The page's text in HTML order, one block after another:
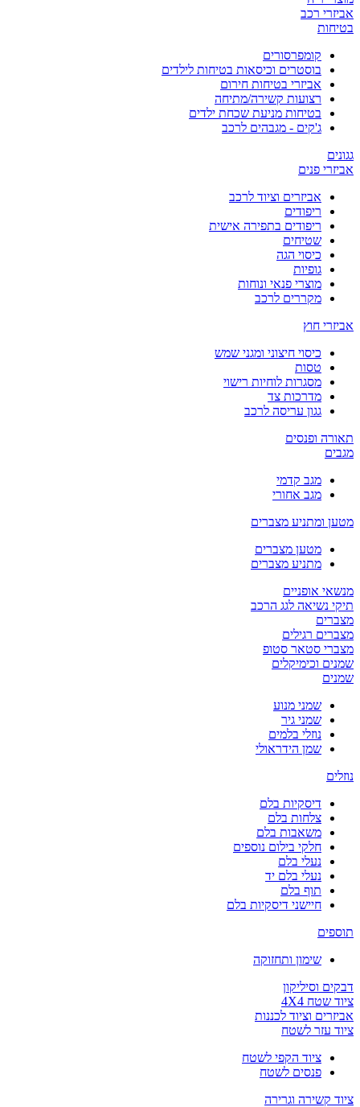
אביזרי רכב
בטיחות
קומפרסורים
בוסטרים וכיסאות בטיחות לילדים
אביזרי בטיחות חירום
רצועות קשירה/מתיחה
בטיחות מניעת שכחת ילדים
ג'קים - מגבהים לרכב
גגונים
אביזרי פנים
אביזרים וציוד לרכב
ריפודים
ריפודים בתפירה אישית
שטיחים
כיסוי הגה
גופיות
מוצרי פנאי ונוחות
מקררים לרכב
אביזרי חוץ
כיסוי חיצוני ומגני שמש
טסות
מסגרות לוחיות רישוי
מדרכות צד
גגון עריסה לרכב
תאורה ופנסים
מגבים
מגב קדמי
מגב אחורי
מטען ומתניע מצברים
מטען מצברים
מתניע מצברים
מנשאי אופניים
תיקי נשיאה לגג הרכב
מצברים
מצברים רגילים
מצברי סטאר סטופ
שמנים וכימיקלים
שמנים
שמני מנוע
שמני גיר
נוזלי בלמים
שמן הידראולי
נוזלים
דיסקיות בלם
צלחות בלם
משאבות בלם
חלקי בילום נוספים
נעלי בלם
נעלי בלם יד
תוף בלם
חיישני דיסקיות בלם
תוספים
שימון ותחזוקה
דבקים וסיליקון
ציוד שטח 4X4
אביזרים וציוד לכננות
ציוד עזר לשטח
ציוד הקפי לשטח
פנסים לשטח
ציוד קשירה וגרירה